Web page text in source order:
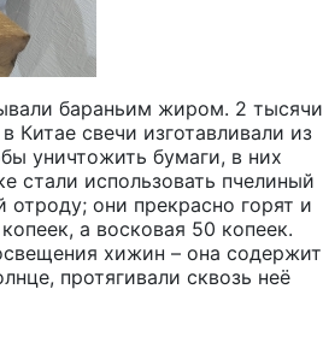
бараньим жиром. 2 тысячи
Китае свечи изготавливали из
уничтожить бумаги, в них
стали использовать пчелиный
они прекрасно горят и
а восковая 50 копеек.
хижин – она содержит
протягивали сквозь неё